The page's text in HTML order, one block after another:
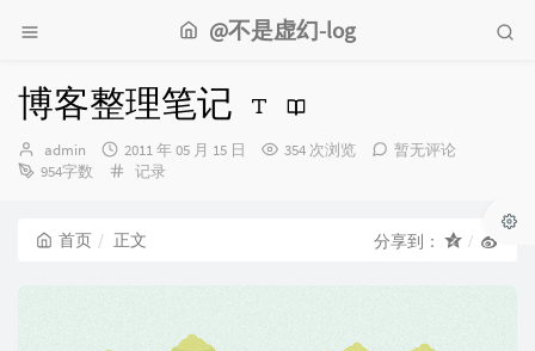
@不是虚幻-log
博客整理笔记
博
主：
admin
发
布
2011 年 05 月 15 日 354 次浏览
暂无评论
954字数
分
记录
首页 正文 分享到：